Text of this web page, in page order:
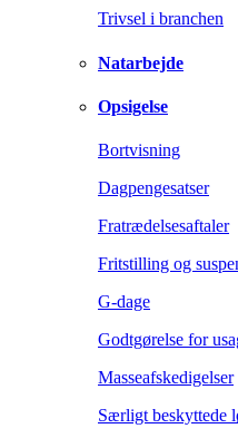
Trivsel i branchen
Natarbejde
Opsigelse
Bortvisning
Dagpengesatser
Fratrædelsesaftaler
Fritstilling og
G-dage
Godtgørelse for
Masseafskedigelser
Særligt beskyttede